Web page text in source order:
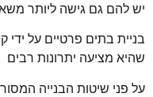
יש להם גם גישה ליותר
בניית בתים פרטיים על ידי
שהיא מציעה יתרונות רבים
על פני שיטות הבנייה